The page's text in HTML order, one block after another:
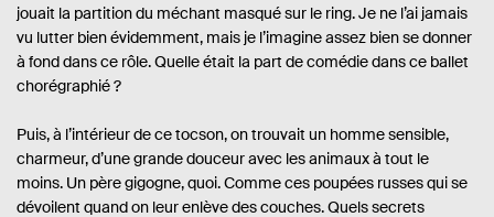
jouait la partition du méchant masqué sur le ring. Je ne l’ai jamais
vu lutter bien évidemment, mais je l’imagine assez bien se donner
à fond dans ce rôle. Quelle était la part de comédie dans ce ballet
chorégraphié ?
Puis, à l’intérieur de ce tocson, on trouvait un homme sensible,
charmeur, d’une grande douceur avec les animaux à tout le
moins. Un père gigogne, quoi. Comme ces poupées russes qui se
dévoilent quand on leur enlève des couches. Quels secrets